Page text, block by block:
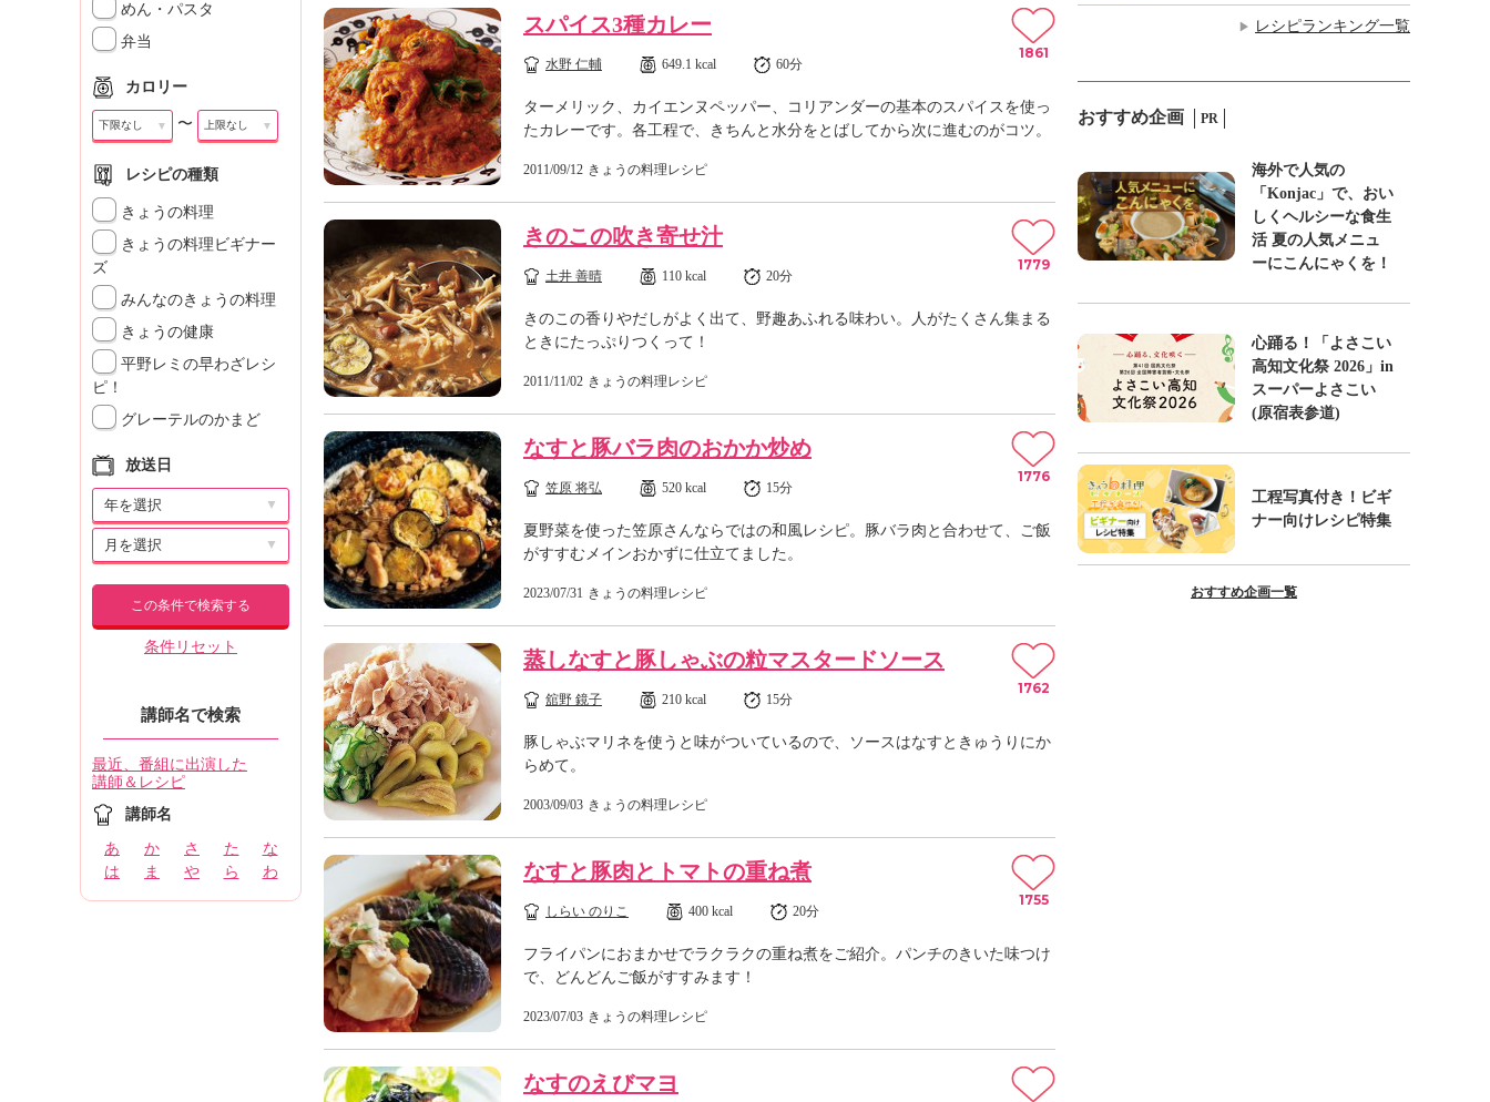
めん・パスタ
弁当
カロリー
▼ 〜 ▼
レシピの種類
きょうの料理
きょうの料理ビギナー
ズ
みんなのきょうの料理
きょうの健康
平野レミの早わざレシ
ピ！
グレーテルのかまど
放送日
▼
▼
この条件で検索する
条件リセット
講師名で検索
最近、番組に出演した
講師＆レシピ
講師名
あ か さ た
な
は
ま や ら わ
スパイス3種カレー
水野 仁輔 649.1 kcal 60分
ターメリック、カイエンヌペッパー、コリアンダーの基本のスパイスを使っ
たカレーです。各工程で、きちんと水分をとばしてから次に進むのがコツ。
2011/09/12 きょうの料理レシピ
1861
きのこの吹き寄せ汁
土井 善晴 110 kcal 20分
きのこの香りやだしがよく出て、野趣あふれる味わい。人がたくさん集まる
ときにたっぷりつくって！
2011/11/02 きょうの料理レシピ
1779
なすと豚バラ肉のおかか炒め
笠原 将弘 520 kcal 15分
夏野菜を使った笠原さんならではの和風レシピ。豚バラ肉と合わせて、ご飯
がすすむメインおかずに仕立てました。
2023/07/31 きょうの料理レシピ
1776
蒸しなすと豚しゃぶの粒マスタードソース
舘野 鏡子 210 kcal 15分
豚しゃぶマリネを使うと味がついているので、ソースはなすときゅうりにか
らめて。
2003/09/03 きょうの料理レシピ
1762
なすと豚肉とトマトの重ね煮
しらい のりこ 400 kcal 20分
フライパンにおまかせでラクラクの重ね煮をご紹介。パンチのきいた味つけ
で、どんどんご飯がすすみます！
2023/07/03 きょうの料理レシピ
1755
なすのえびマヨ
▶ レシピランキング一覧
おすすめ企画 PR
海外で人気の
「Konjac」で、おい
しくヘルシーな食生
活 夏の人気メニュ
ーにこんにゃくを！
心踊る！「よさこい
高知文化祭 2026」in
スーパーよさこい
(原宿表参道)
工程写真付き！ビギ
ナー向けレシピ特集
おすすめ企画一覧